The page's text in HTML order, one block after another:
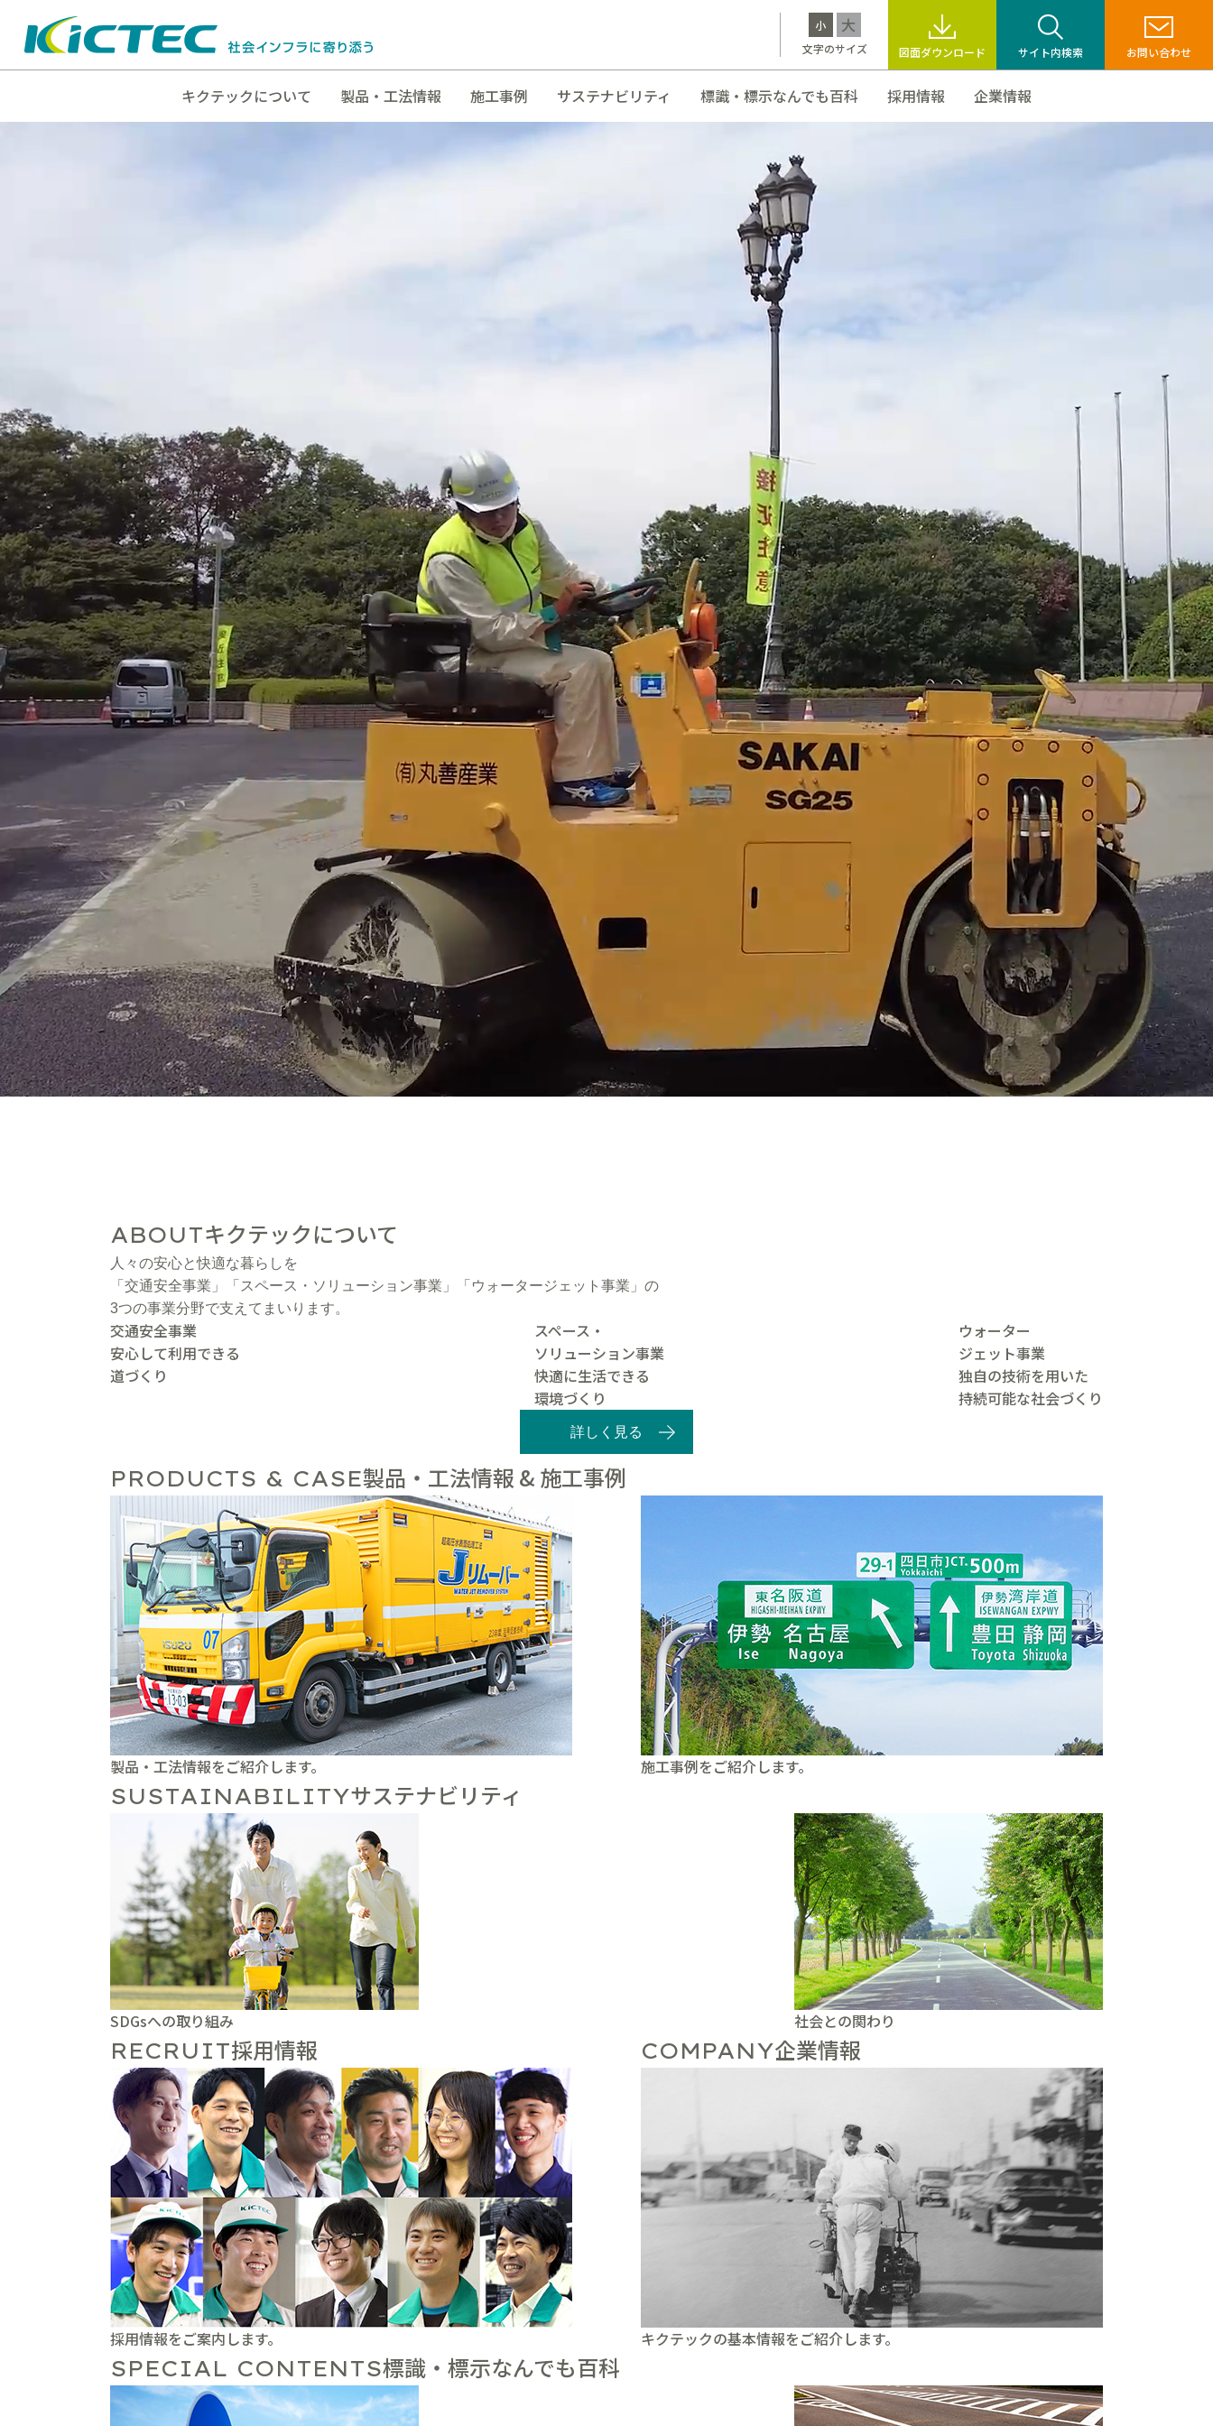
小 大
文字のサイズ 図面ダウンロード サイト内検索 お問い合わせ
キクテックについて 製品・工法情報 施工事例 サステナビリティ 標識・標示なんでも百科 採用情報 企業情報
ABOUTキクテックについて
人々の安心と快適な暮らしを
「交通安全事業」「スペース・ソリューション事業」「ウォータージェット事業」の
3つの事業分野で支えてまいります。
交通安全事業
安心して利用できる
道づくり
スペース・
ソリューション事業
快適に生活できる
環境づくり
ウォーター
ジェット事業
独自の技術を用いた
持続可能な社会づくり
詳しく見る
PRODUCTS & CASE製品・工法情報 & 施工事例
製品・工法情報をご紹介します。 施工事例をご紹介します。
SUSTAINABILITYサステナビリティ
SDGsへの取り組み 社会との関わり
RECRUIT採用情報
採用情報をご案内します。
COMPANY企業情報
キクテックの基本情報をご紹介します。
SPECIAL CONTENTS標識・標示なんでも百科